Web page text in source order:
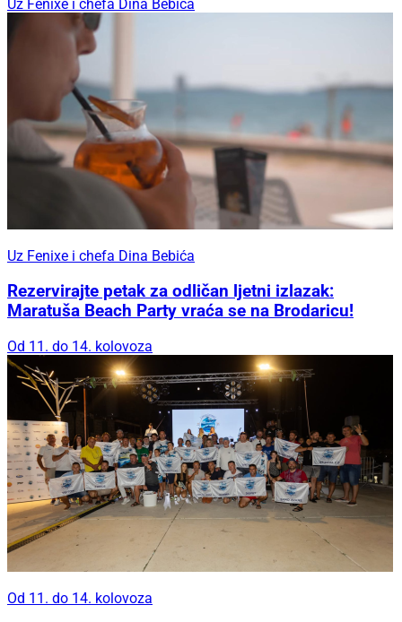
Uz Fenixe i chefa Dina Bebića
Uz Fenixe i chefa Dina Bebića
Rezervirajte petak za odličan ljetni izlazak:
Maratuša Beach Party vraća se na Brodaricu!
Od 11. do 14. kolovoza
Od 11. do 14. kolovoza